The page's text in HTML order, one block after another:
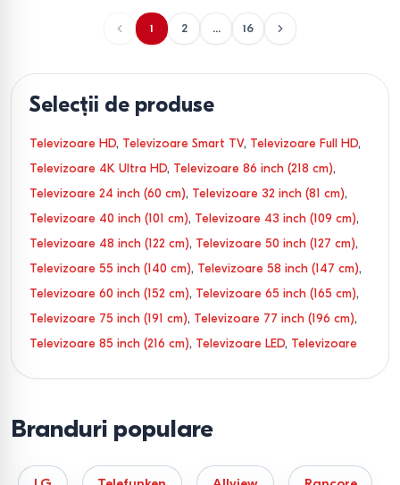
1 2 ... 16
Selecții de produse
Televizoare HD, Televizoare Smart TV, Televizoare Full HD,
Televizoare 4K Ultra HD, Televizoare 86 inch (218 cm),
Televizoare 24 inch (60 cm), Televizoare 32 inch (81 cm),
Televizoare 40 inch (101 cm), Televizoare 43 inch (109 cm),
Televizoare 48 inch (122 cm), Televizoare 50 inch (127 cm),
Televizoare 55 inch (140 cm), Televizoare 58 inch (147 cm),
Televizoare 60 inch (152 cm), Televizoare 65 inch (165 cm),
Televizoare 75 inch (191 cm), Televizoare 77 inch (196 cm),
Televizoare 85 inch (216 cm), Televizoare LED, Televizoare
Televizoare Android TV
Televizoare Google TV
Wi-Fi
Branduri populare